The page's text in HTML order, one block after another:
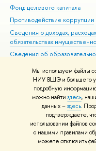
Мы используем файлы
НИУ ВШЭ и большего
подробную
можно найти здесь,
данных –здесь.
подтверждаете,
использовании файлов
с нашими правилами
можете отключить
Фонд целевого капитала
Противодействие коррупции
Сведения о доходах,
обязательствах
Сведения об
Людям с ограниченными
Единая платежная страница
Работа в Вышке
© НИУ ВШЭ 1993–2026
материалов Политика
Шрифты HSE Sans и HSE Slab